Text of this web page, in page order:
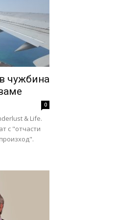
чужбина
0
& Life.
с "отчасти